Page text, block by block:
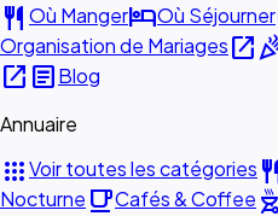
restaurant Où MangerhotelOù Séjourner
Organisation de Mariagesopen_in_new
open_in_new articleBlog
Annuaire
appsVoir toutes les catégories restaurant
Nocturne local_cafeCafés & Coffee outdoor_grill